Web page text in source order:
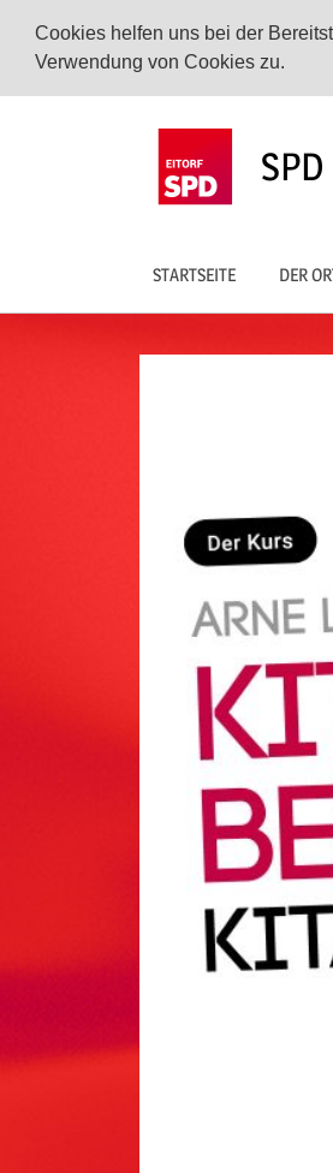
Cookies helfen uns bei der
Verwendung von Cookies zu.
STARTSEITE DER